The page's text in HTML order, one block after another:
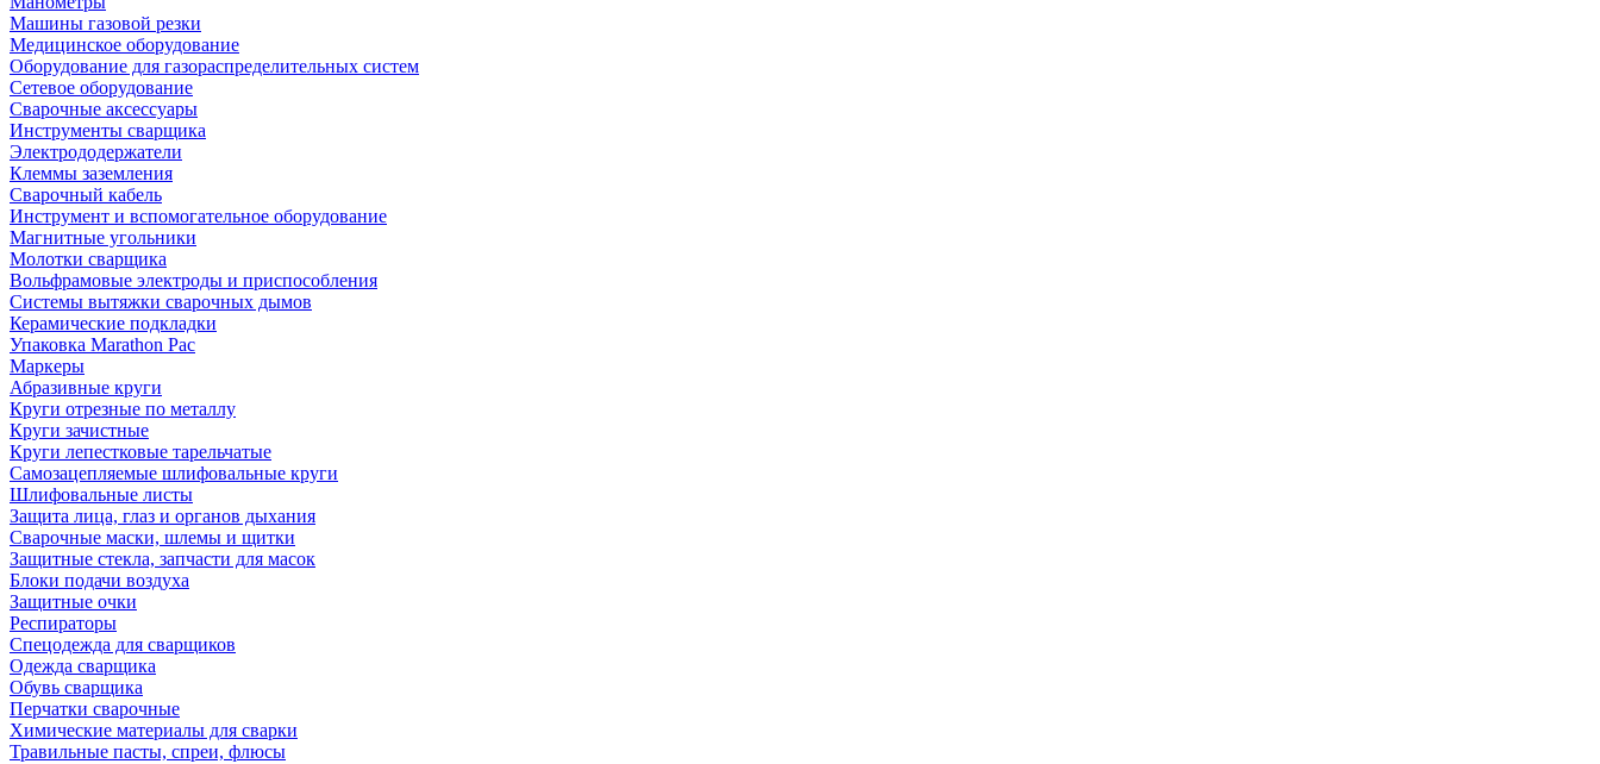
Машины газовой резки
Медицинское оборудование
Оборудование для газораспределительных систем
Сетевое оборудование
Сварочные аксессуары
Инструменты сварщика
Электрододержатели
Клеммы заземления
Сварочный кабель
Инструмент и вспомогательное оборудование
Магнитные угольники
Молотки сварщика
Вольфрамовые электроды и приспособления
Системы вытяжки сварочных дымов
Керамические подкладки
Упаковка Marathon Pac
Маркеры
Абразивные круги
Круги отрезные по металлу
Круги зачистные
Круги лепестковые тарельчатые
Самозацепляемые шлифовальные круги
Шлифовальные листы
Защита лица, глаз и органов дыхания
Сварочные маски, шлемы и щитки
Защитные стекла, запчасти для масок
Блоки подачи воздуха
Защитные очки
Респираторы
Спецодежда для сварщиков
Одежда сварщика
Обувь сварщика
Перчатки сварочные
Химические материалы для сварки
Травильные пасты, спреи, флюсы